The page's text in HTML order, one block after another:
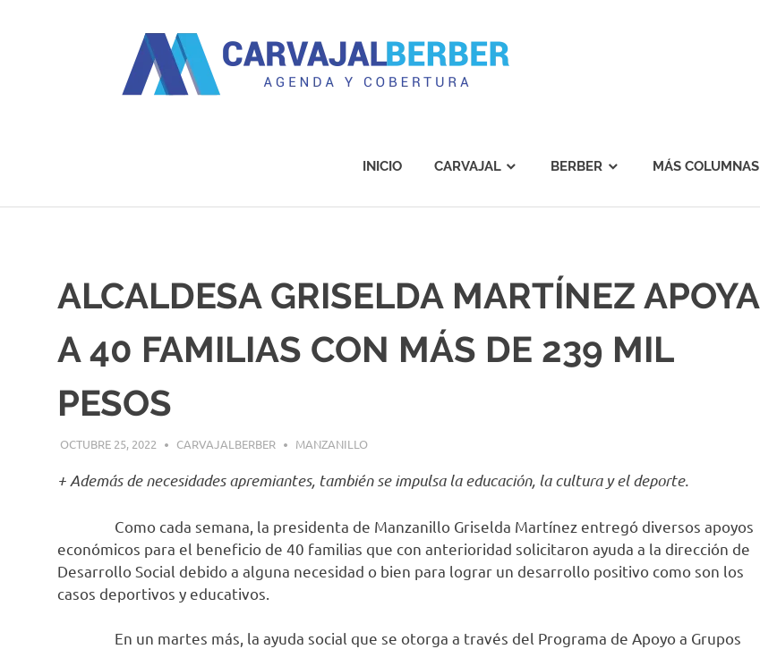
INICIO CARVAJAL BERBER MÁS COLUMNAS
ALCALDESA GRISELDA MARTÍNEZ APOYA
A 40 FAMILIAS CON MÁS DE 239 MIL
PESOS
OCTUBRE 25, 2022 CARVAJALBERBER MANZANILLO
+ Además de necesidades apremiantes, también se impulsa la educación, la cultura y el deporte.
Como cada semana, la presidenta de Manzanillo Griselda Martínez entregó diversos apoyos
económicos para el beneficio de 40 familias que con anterioridad solicitaron ayuda a la dirección de
Desarrollo Social debido a alguna necesidad o bien para lograr un desarrollo positivo como son los
casos deportivos y educativos.
En un martes más, la ayuda social que se otorga a través del Programa de Apoyo a Grupos